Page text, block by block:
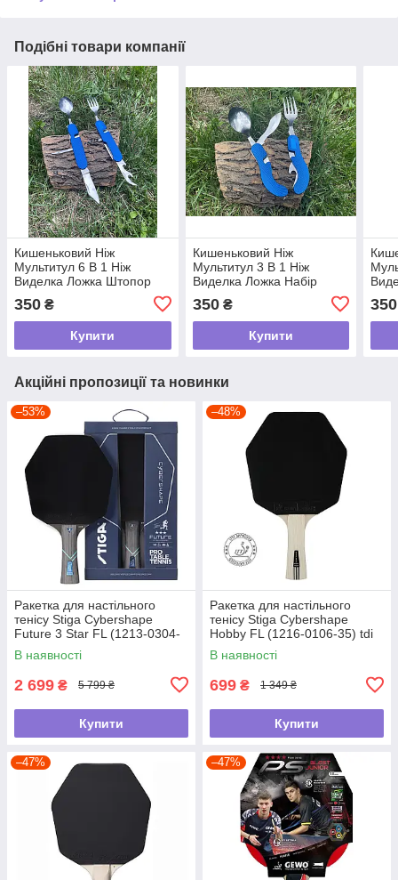
Подібні товари компанії
Кишеньковий Ніж
Мультитул 6 В 1 Ніж
Виделка Ложка Штопор
Столових Приладів tdi
350 ₴
Купити
Кишеньковий Ніж
Мультитул 3 В 1 Ніж
Виделка Ложка Набір
Столових Приладів tdi
350₴
Купити
350
Акційні пропозиції та новинки
–53%
Ракетка для настільного
тенісу Stiga Cybershape
Future 3 Star FL (1213-0304-
35) tdi
В наявності
2 699 ₴ 5 799 ₴
Купити
–48%
Ракетка для настільного
тенісу Stiga Cybershape
Hobby FL (1216-0106-35) tdi
В наявності
699 ₴ 1 349 ₴
Купити
–47% –47%